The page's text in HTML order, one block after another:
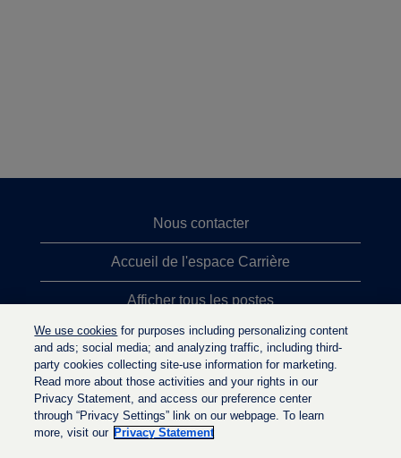
Nous contacter
Accueil de l'espace Carrière
Afficher tous les postes
Principales recherches d'emploi
Politique de confidentialité
We use cookies for purposes including personalizing content
and ads; social media; and analyzing traffic, including third-
party cookies collecting site-use information for marketing.
Read more about those activities and your rights in our
Privacy Statement, and access our preference center
through “Privacy Settings” link on our webpage. To learn
more, visit our Privacy Statement